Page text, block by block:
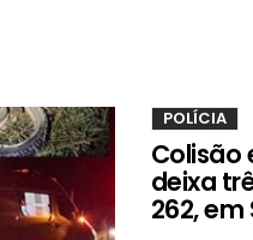
POLÍCIA
Colisão
deixa
262,